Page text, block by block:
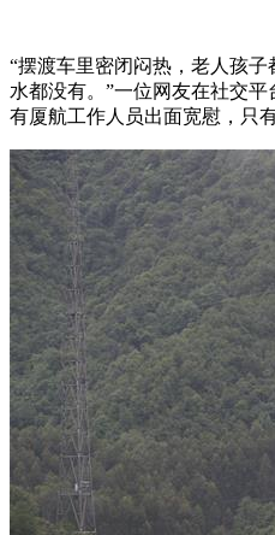
“摆渡车里密闭闷热，老人孩
水都没有。”一位网友在社交
有厦航工作人员出面宽慰，只